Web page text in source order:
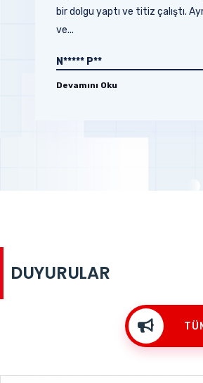
bir dolgu yaptı ve titiz çalıştı.
ve...
N***** P**
Devamını Oku
DUYURULAR